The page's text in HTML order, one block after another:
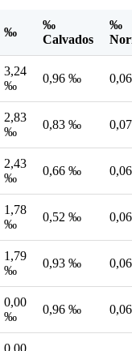
‰
‰
Calvados
‰
3,24
‰
0,96 ‰
2,83
‰
0,83 ‰
2,43
‰
0,66 ‰
1,78
‰
0,52 ‰
1,79
‰
0,93 ‰
0,00
‰
0,96 ‰